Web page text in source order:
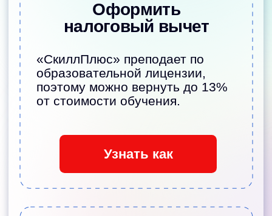
Наши педагоги—
те, кому родители